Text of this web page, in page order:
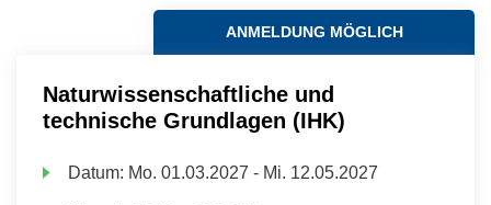
ANMELDUNG MÖGLICH
Naturwissenschaftliche und
technische Grundlagen (IHK)
Datum: Mo. 01.03.2027 - Mi. 12.05.2027